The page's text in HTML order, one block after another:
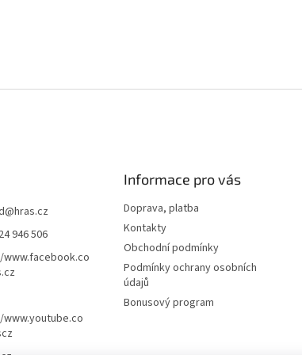
@hras.cz
946 506
Informace pro vás
Doprava, platba
Kontakty
Obchodní podmínky
Podmínky ochrany osobních
údajů
Bonusový program